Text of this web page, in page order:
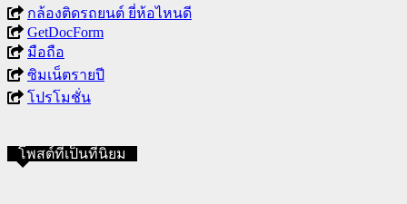
กล้องติดรถยนต์ ยี่ห้อไหนดี
GetDocForm
มือถือ
ซิมเน็ตรายปี
โปรโมชั่น
โพสต์ที่เป็นที่นิยม